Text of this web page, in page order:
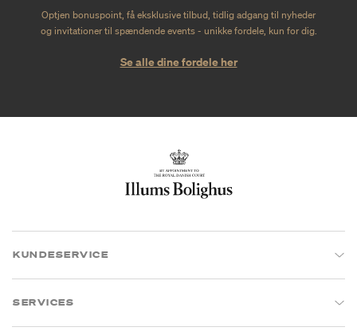
Optjen bonuspoint, få eksklusive tilbud, tidlig adgang til nyheder
og invitationer til spændende events - unikke fordele, kun for dig.
Se alle dine fordele her
KUNDESERVICE
SERVICES